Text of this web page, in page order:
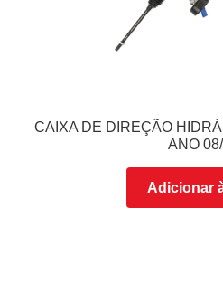
CAIXA DE DIREÇÃO
ANO
Adicionar